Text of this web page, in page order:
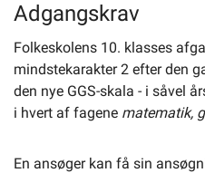
Adgangskrav
Folkeskolens 10. klasses
mindstekarakter 2 efter den
den nye GGS-skala - i såvel
i hvert af fagene matematik,
En ansøger kan få sin